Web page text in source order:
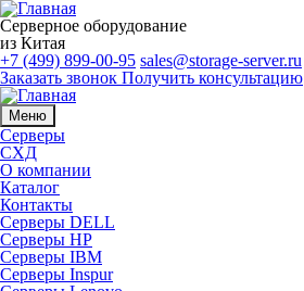
Серверное оборудование
из Китая
+7 (499) 899-00-95 sales@storage-server.ru
Заказать звонок Получить консультацию
Меню
Серверы
СХД
О компании
Каталог
Контакты
Серверы DELL
Серверы HP
Серверы IBM
Серверы Inspur